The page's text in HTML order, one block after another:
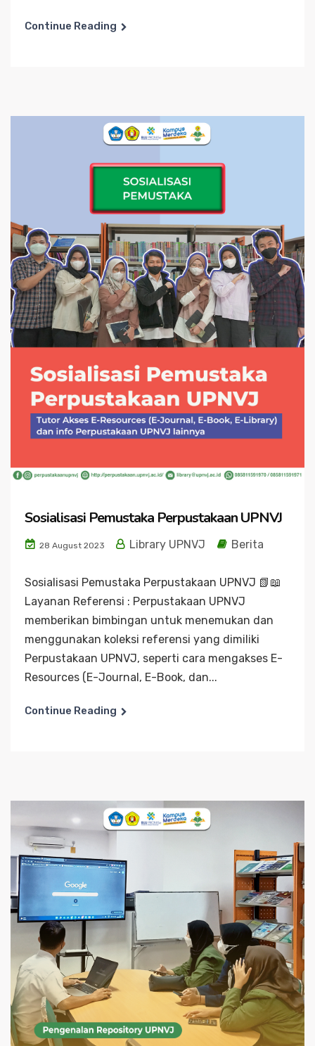
Continue Reading
Sosialisasi Pemustaka Perpustakaan UPNVJ
28 August 2023 Library UPNVJ Berita
Sosialisasi Pemustaka Perpustakaan UPNVJ 📗📖
Layanan Referensi : Perpustakaan UPNVJ
memberikan bimbingan untuk menemukan dan
menggunakan koleksi referensi yang dimiliki
Perpustakaan UPNVJ, seperti cara mengakses E-
Resources (E-Journal, E-Book, dan...
Continue Reading